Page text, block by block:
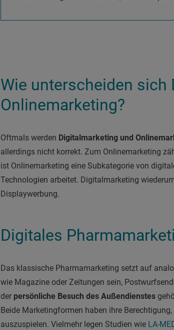
Wie unterscheiden
Onlinemarketing?
Oftmals werden Digitalmarketing und
allerdings nicht korrekt. Zum Onlinemarketing
ist Onlinemarketing eine Subkategorie von
Technologien arbeitet. Digitalmarketing
Displaywerbung.
Digitales
Das klassische Pharmamarketing setzt auf
wie Magazine oder Zeitungen sein,
der persönliche Besuch des Außendienstes
Beide Marketingformen haben ihre
auszuspielen. Vielmehr legen Studien wie LA-